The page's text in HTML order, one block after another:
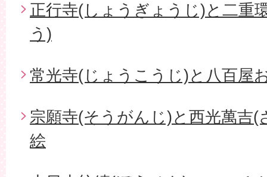
正行寺(しょうぎょうじ)と二重
う)
常光寺(じょうこうじ)と八百屋
宗願寺(そうがんじ)と西光萬吉
絵